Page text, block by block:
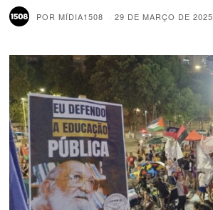
PORMÍDIA1508 29 DE MARÇO DE 2025